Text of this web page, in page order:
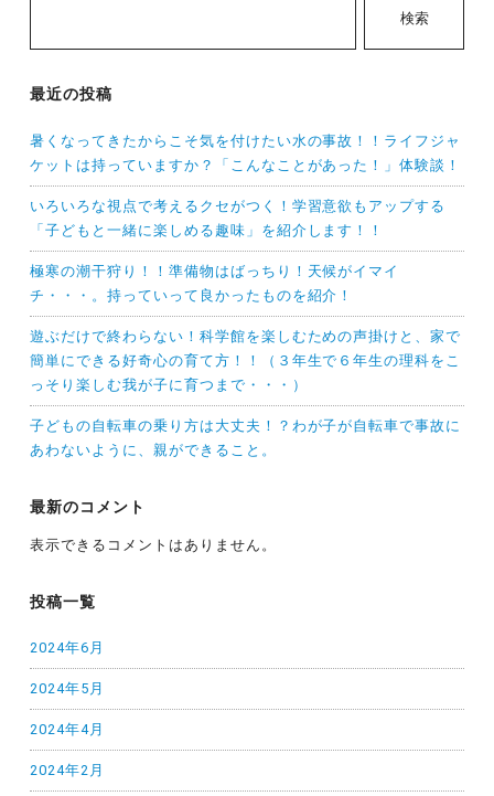
検索
最近の投稿
暑くなってきたからこそ気を付けたい水の事故！！ライフジャ
ケットは持っていますか？「こんなことがあった！」体験談！
いろいろな視点で考えるクセがつく！学習意欲もアップする
「子どもと一緒に楽しめる趣味」を紹介します！！
極寒の潮干狩り！！準備物はばっちり！天候がイマイ
チ・・・。持っていって良かったものを紹介！
遊ぶだけで終わらない！科学館を楽しむための声掛けと、家で
簡単にできる好奇心の育て方！！（３年生で６年生の理科をこ
っそり楽しむ我が子に育つまで・・・）
子どもの自転車の乗り方は大丈夫！？わが子が自転車で事故に
あわないように、親ができること。
最新のコメント
表示できるコメントはありません。
投稿一覧
2024年6月
2024年5月
2024年4月
2024年2月